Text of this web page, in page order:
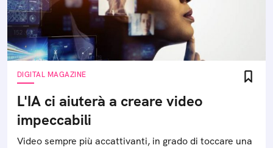
DIGITAL MAGAZINE
L'IA ci aiuterà a creare video
impeccabili
Video sempre più accattivanti, in grado di toccare una